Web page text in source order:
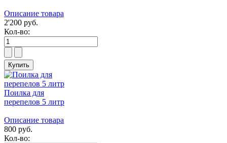
Описание товара
2'200 руб.
Кол-во:
Поилка для
перепелов 5 литр
Описание товара
800 руб.
Кол-во: